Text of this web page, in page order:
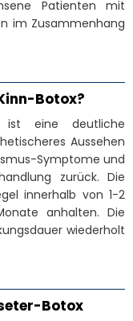
Patienten mit
im Zusammenhang
Botox?
ist eine deutliche
Aussehen
Symptome und
zurück. Die
innerhalb von 1-2
anhalten. Die
wiederholt
Botox